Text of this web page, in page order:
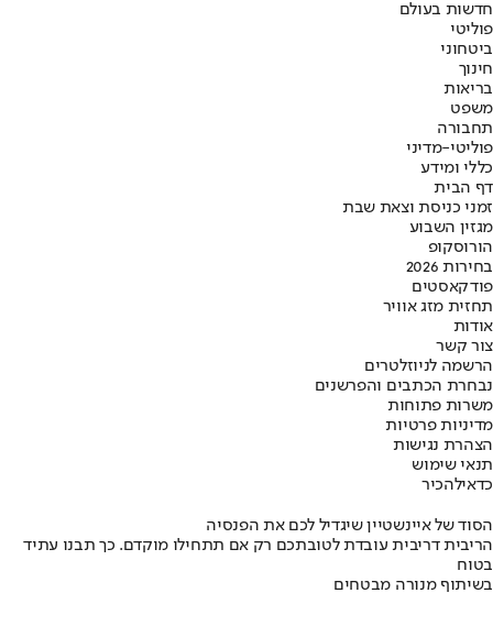
חדשות בעולם
פוליטי
ביטחוני
חינוך
בריאות
משפט
תחבורה
פוליטי-מדיני
כללי ומידע
דף הבית
זמני כניסת וצאת שבת
מגזין השבוע
הורוסקופ
בחירות 2026
פודקאסטים
תחזית מזג אוויר
אודות
צור קשר
הרשמה לניוזלטרים
נבחרת הכתבים והפרשנים
משרות פתוחות
מדיניות פרטיות
הצהרת נגישות
תנאי שימוש
כדאילהכיר
הסוד של איינשטיין שיגדיל לכם את הפנסיה
הריבית דריבית עובדת לטובתכם רק אם תתחילו מוקדם. כך תבנו עתיד
בטוח
בשיתוף מנורה מבטחים